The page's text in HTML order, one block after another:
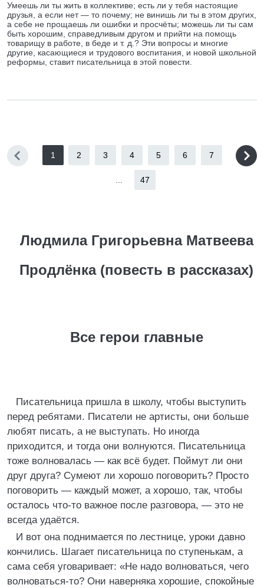
Умеешь ли ты жить в коллективе; есть ли у тебя настоящие
друзья, а если нет — то почему; не винишь ли ты в этом других,
а себе не прощаешь ли ошибки и просчёты; можешь ли ты сам
быть хорошим, справедливым другом и прийти на помощь
товарищу в работе, в беде и т. д.? Эти вопросы и многие
другие, касающиеся и трудового воспитания, и новой школьной
реформы, ставит писательница в этой повести.
1 2 3 4 5 6 7
47
Людмила Григорьевна Матвеева
Продлёнка (повесть в рассказах)
Все герои главные
Писательница пришла в школу, чтобы выступить
перед ребятами. Писатели не артисты, они больше
любят писать, а не выступать. Но иногда
приходится, и тогда они волнуются. Писательница
тоже волновалась — как всё будет. Поймут ли они
друг друга? Сумеют ли хорошо поговорить? Просто
поговорить — каждый может, а хорошо, так, чтобы
осталось что-то важное после разговора, — это не
всегда удаётся.
И вот она поднимается по лестнице, уроки давно
кончились. Шагает писательница по ступенькам, а
сама себя уговаривает: «Не надо волноваться, чего
волноваться-то? Они наверняка хорошие, спокойные